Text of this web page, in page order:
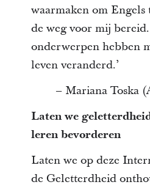
waarmaken om
de weg voor mij
onderwerpen hebben
leven veranderd.’
– Mariana Toska
Laten we
leren bevorderen
Laten we op deze
de Geletterdheid